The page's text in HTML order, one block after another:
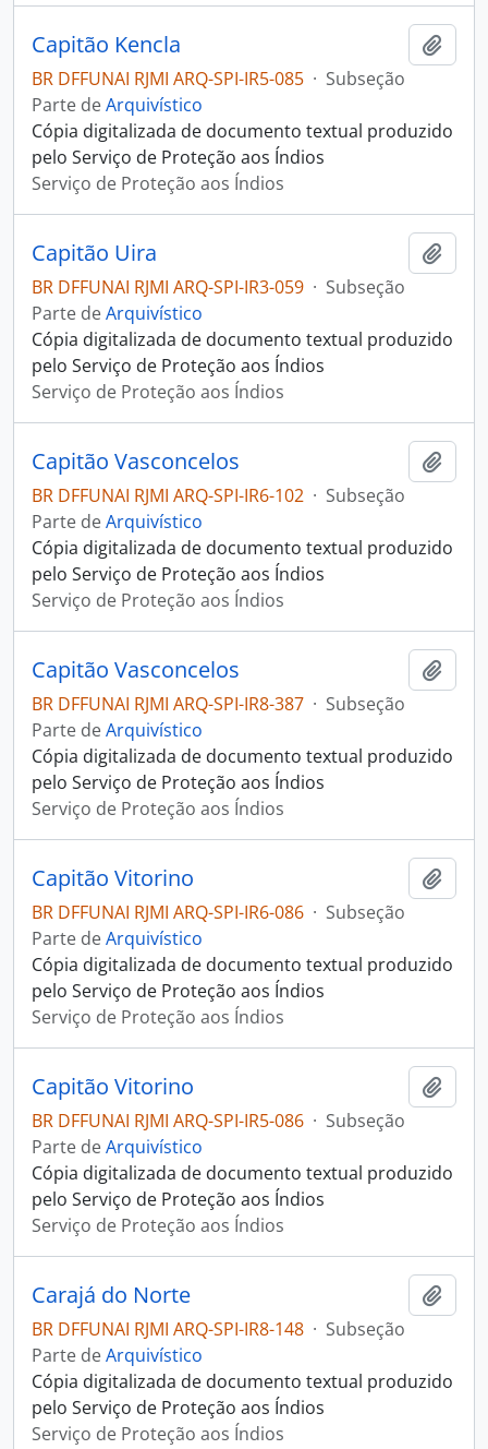
Capitão Kencla
BR DFFUNAI RJMI ARQ-SPI-IR5-085 · Subseção
Parte deArquivístico
Cópia digitalizada de documento textual produzido
pelo Serviço de Proteção aos Índios
Serviço de Proteção aos Índios
Capitão Uira
BR DFFUNAI RJMI ARQ-SPI-IR3-059 · Subseção
Parte deArquivístico
Cópia digitalizada de documento textual produzido
pelo Serviço de Proteção aos Índios
Serviço de Proteção aos Índios
Capitão Vasconcelos
BR DFFUNAI RJMI ARQ-SPI-IR6-102 · Subseção
Parte deArquivístico
Cópia digitalizada de documento textual produzido
pelo Serviço de Proteção aos Índios
Serviço de Proteção aos Índios
Capitão Vasconcelos
BR DFFUNAI RJMI ARQ-SPI-IR8-387 · Subseção
Parte deArquivístico
Cópia digitalizada de documento textual produzido
pelo Serviço de Proteção aos Índios
Serviço de Proteção aos Índios
Capitão Vitorino
BR DFFUNAI RJMI ARQ-SPI-IR6-086 · Subseção
Parte deArquivístico
Cópia digitalizada de documento textual produzido
pelo Serviço de Proteção aos Índios
Serviço de Proteção aos Índios
Capitão Vitorino
BR DFFUNAI RJMI ARQ-SPI-IR5-086 · Subseção
Parte deArquivístico
Cópia digitalizada de documento textual produzido
pelo Serviço de Proteção aos Índios
Serviço de Proteção aos Índios
Carajá do Norte
BR DFFUNAI RJMI ARQ-SPI-IR8-148 · Subseção
Parte deArquivístico
Cópia digitalizada de documento textual produzido
pelo Serviço de Proteção aos Índios
Serviço de Proteção aos Índios